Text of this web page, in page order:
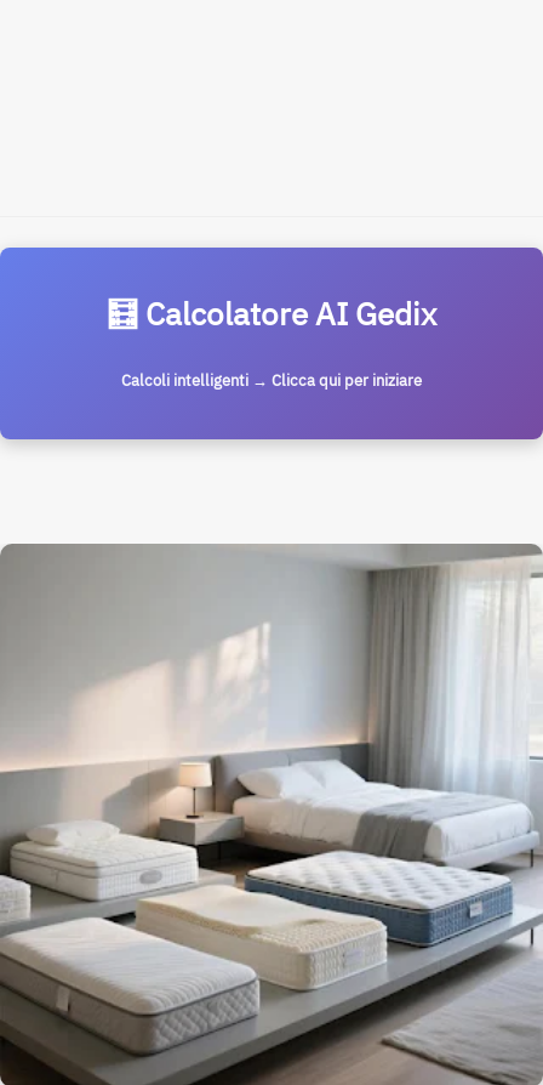
🧮 Calcolatore AI Gedix
Calcoli intelligenti → Clicca qui per iniziare